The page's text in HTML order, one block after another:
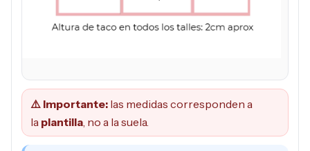
⚠️ Importante: las medidas corresponden a
la plantilla, no a la suela.